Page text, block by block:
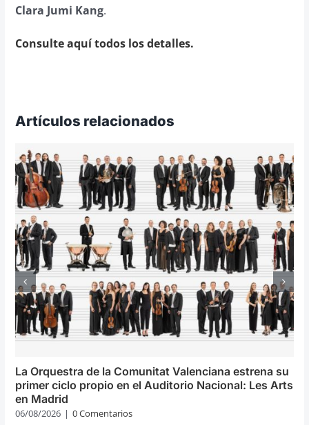
Clara Jumi Kang.
Consulte aquí todos los detalles.
Artículos relacionados
La Orquestra de la Comunitat Valenciana estrena su
primer ciclo propio en el Auditorio Nacional: Les Arts
en Madrid
06/08/2026 | 0 Comentarios